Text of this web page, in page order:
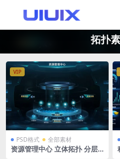
拓扑
VIP
PSD格式 全部素材
资源管理中心 立体拓扑 分层